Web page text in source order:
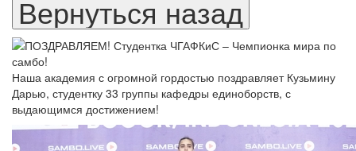
Наша академия с огромной гордостью поздравляет Кузьмину
Дарью, студентку 33 группы кафедры единоборств, с
выдающимся достижением!